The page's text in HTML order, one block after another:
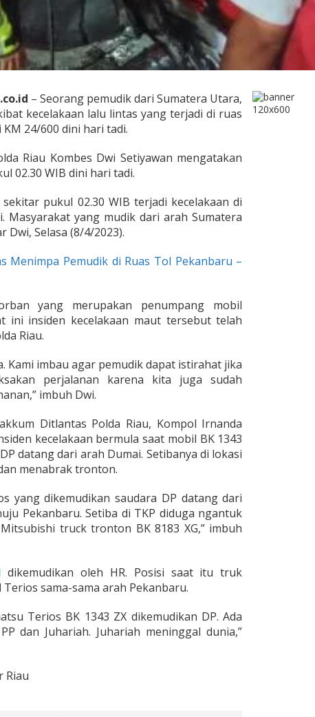
– Seorang pemudik dari Sumatera Utara,
kecelakaan lalu lintas yang terjadi di ruas
24/600 dini hari tadi.
Riau Kombes Dwi Setiyawan mengatakan
02.30 WIB dini hari tadi.
sekitar pukul 02.30 WIB terjadi kecelakaan di
Masyarakat yang mudik dari arah Sumatera
Dwi, Selasa (8/4/2023).
Menimpa Pemudik di Ruas Tol Pekanbaru –
yang merupakan penumpang mobil
ini insiden kecelakaan maut tersebut telah
Riau.
Kami imbau agar pemudik dapat istirahat jika
perjalanan karena kita juga sudah
imbuh Dwi.
Ditlantas Polda Riau, Kompol Irnanda
kecelakaan bermula saat mobil BK 1343
datang dari arah Dumai. Setibanya di lokasi
menabrak tronton.
yang dikemudikan saudara DP datang dari
Pekanbaru. Setiba di TKP diduga ngantuk
truck tronton BK 8183 XG,” imbuh
dikemudikan oleh HR. Posisi saat itu truk
sama-sama arah Pekanbaru.
Terios BK 1343 ZX dikemudikan DP. Ada
dan Juhariah. Juhariah meninggal dunia,”
Riau